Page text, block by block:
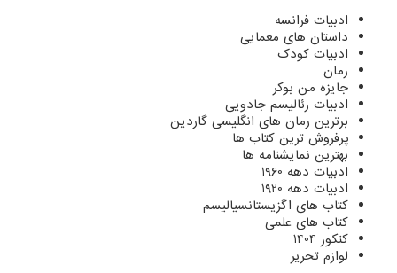
ادبیات فرانسه
داستان های معمایی
ادبیات کودک
رمان
جایزه من بوکر
ادبیات رئالیسم جادویی
برترین رمان های انگلیسی گاردین
پرفروش ترین کتاب ها
بهترین نمایشنامه ها
ادبیات دهه 1960
ادبیات دهه 1920
کتاب های اگزیستانسیالیسم
کتاب های علمی
کنکور 1404
لوازم تحریر